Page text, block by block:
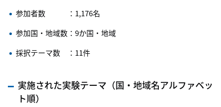
参加者数 ：1,176名
参加国・地域数：9か国・地域
採択テーマ数 ：11件
実施された実験テーマ（国・地域名アルファベッ
ト順）